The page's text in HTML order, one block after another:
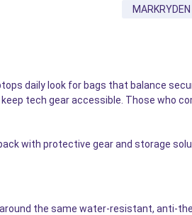
MARKRYDEN
daily look for bags that balance
tech gear accessible. Those who
with protective gear and storage
the same water-resistant,